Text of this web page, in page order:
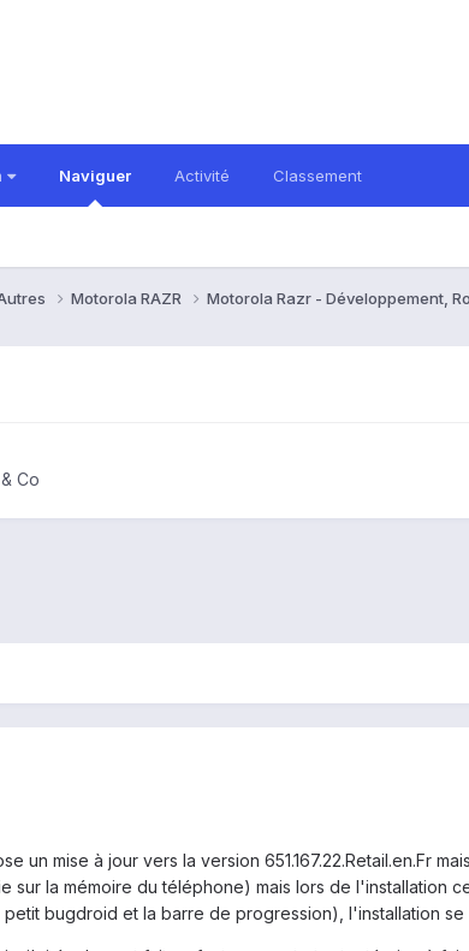
Naviguer Activité Classement
Motorola RAZR Motorola Razr - Développement,
Co
un mise à jour vers la version 651.167.22.Retail.en.Fr
sur la mémoire du téléphone) mais lors de l'installation
bugdroid et la barre de progression), l'installation